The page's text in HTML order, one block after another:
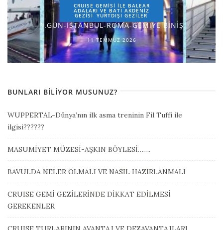
CRUISE GEMİSİ İLE BALEAR
ADALARI VE BATI AKDENİZ
GEZİSİ YURTDIŞI GEZILER
1.GÜN-İSTANBUL-ROMA-GEMİYE BİNİŞ
11 TEMMUZ 2026
BUNLARI BILIYOR MUSUNUZ?
WUPPERTAL-Dünya’nın ilk asma treninin Fil Tuffi ile
ilgisi??????
MASUMİYET MÜZESİ-AŞKIN BÖYLESİ…….
BAVULDA NELER OLMALI VE NASIL HAZIRLANMALI
CRUISE GEMİ GEZİLERİNDE DİKKAT EDİLMESİ
GEREKENLER